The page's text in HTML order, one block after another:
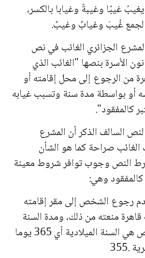
غيبًا وغيبةً وغيابا بالكسر،
غُيبَ وغيابٌ وغيبٌ.
الجزائري الغائب في نص
من قانون الأسرة بنصها "الغائب الذي
من الرجوع إلى محل إقامته أو
أو بواسطة مدة سنة وتسبب غيابه
كالمفقود".
السالف الذكر أن المشرع
الغائب صراحة كما هو الشأن
النص وجوب توافر شروط معينة
كالمفقود وهي:
رجوع الشخص إلى مقر إقامته
منعته من ذلك، ومدة السنة
المقصودة من النص هي السنة الميلادية أي 365 يوما
.355